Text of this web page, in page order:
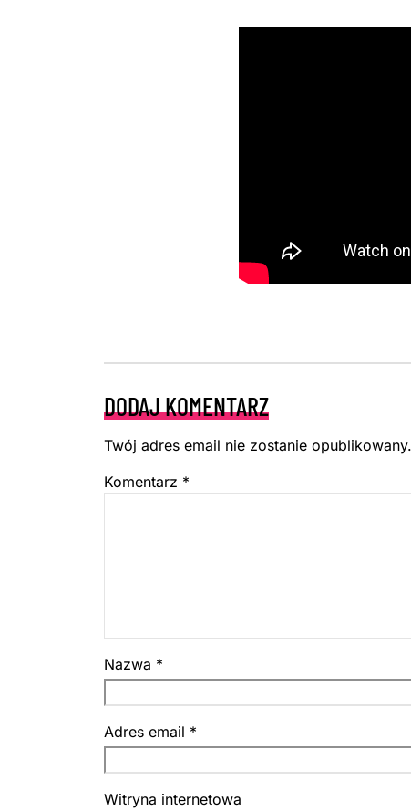
DODAJ KOMENTARZ
Twój adres email nie zostanie opublikowany.
Komentarz *
Nazwa *
Adres email *
Witryna internetowa